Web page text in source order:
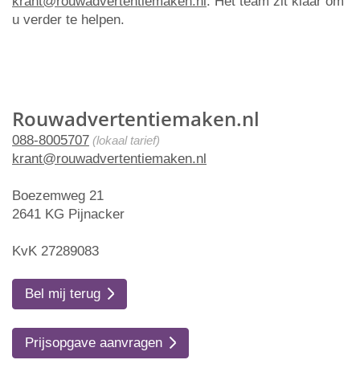
Rouwadvertentiemaken.nl
088-8005707 (lokaal tarief)
krant@rouwadvertentiemaken.nl
Boezemweg 21
2641 KG Pijnacker
KvK 27289083
Bel mij terug
Prijsopgave aanvragen
u verder te helpen.